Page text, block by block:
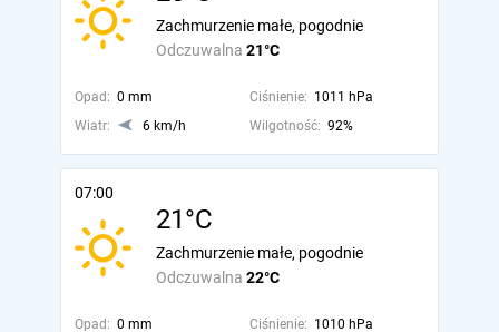
Odczuwalna 21°C
Zachmurzenie małe, pogodnie
Opad: 0 mm Ciśnienie: 1011 hPa
Wiatr:
6 km/h Wilgotność: 92%
07:00
21°C
Odczuwalna 22°C
Zachmurzenie małe, pogodnie
Opad: 0 mm Ciśnienie: 1010 hPa